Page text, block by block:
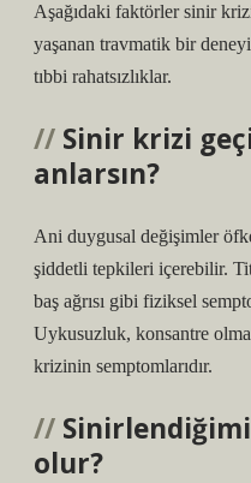
Aşağıdaki faktörler sinir
yaşanan travmatik bir
tıbbi rahatsızlıklar.
Sinir krizi
anlarsın?
Ani duygusal değişimler
şiddetli tepkileri içerebilir.
baş ağrısı gibi fiziksel
Uykusuzluk, konsantre
krizinin semptomlarıdır.
olur?